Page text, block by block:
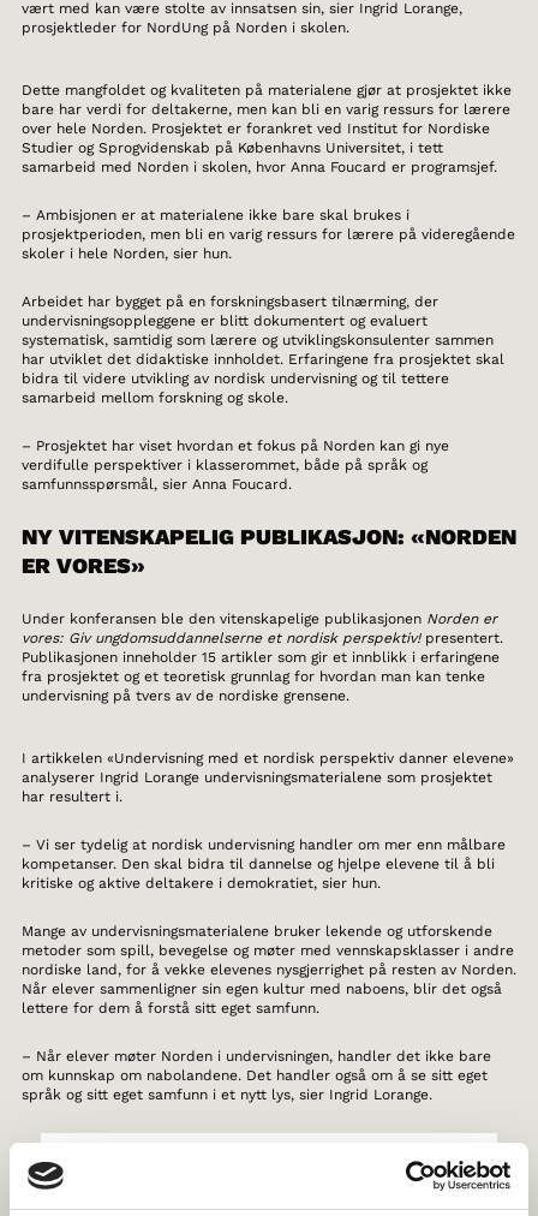
vært med kan være stolte av innsatsen sin, sier Ingrid Lorange,
prosjektleder for NordUng på Norden i skolen.
Dette mangfoldet og kvaliteten på materialene gjør at prosjektet ikke
bare har verdi for deltakerne, men kan bli en varig ressurs for lærere
over hele Norden. Prosjektet er forankret ved Institut for Nordiske
Studier og Sprogvidenskab på Københavns Universitet, i tett
samarbeid med Norden i skolen, hvor Anna Foucard er programsjef.
– Ambisjonen er at materialene ikke bare skal brukes i
prosjektperioden, men bli en varig ressurs for lærere på videregående
skoler i hele Norden, sier hun.
Arbeidet har bygget på en forskningsbasert tilnærming, der
undervisningsoppleggene er blitt dokumentert og evaluert
systematisk, samtidig som lærere og utviklingskonsulenter sammen
har utviklet det didaktiske innholdet. Erfaringene fra prosjektet skal
bidra til videre utvikling av nordisk undervisning og til tettere
samarbeid mellom forskning og skole.
– Prosjektet har viset hvordan et fokus på Norden kan gi nye
verdifulle perspektiver i klasserommet, både på språk og
samfunnsspørsmål, sier Anna Foucard.
NY VITENSKAPELIG PUBLIKASJON: «NORDEN
ER VORES»
Under konferansen ble den vitenskapelige publikasjonen Norden er
vores: Giv ungdomsuddannelserne et nordisk perspektiv!presentert.
Publikasjonen inneholder 15 artikler som gir et innblikk i erfaringene
fra prosjektet og et teoretisk grunnlag for hvordan man kan tenke
undervisning på tvers av de nordiske grensene.
I artikkelen «Undervisning med et nordisk perspektiv danner elevene»
analyserer Ingrid Lorange undervisningsmaterialene som prosjektet
har resultert i.
– Vi ser tydelig at nordisk undervisning handler om mer enn målbare
kompetanser. Den skal bidra til dannelse og hjelpe elevene til å bli
kritiske og aktive deltakere i demokratiet, sier hun.
Mange av undervisningsmaterialene bruker lekende og utforskende
metoder som spill, bevegelse og møter med vennskapsklasser i andre
nordiske land, for å vekke elevenes nysgjerrighet på resten av Norden.
Når elever sammenligner sin egen kultur med naboens, blir det også
lettere for dem å forstå sitt eget samfunn.
– Når elever møter Norden i undervisningen, handler det ikke bare
om kunnskap om nabolandene. Det handler også om å se sitt eget
språk og sitt eget samfunn i et nytt lys, sier Ingrid Lorange.
Fordypning